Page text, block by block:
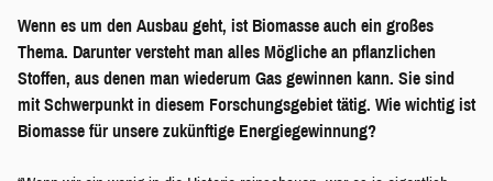
Wenn es um den Ausbau geht, ist Biomasse auch ein großes
Thema. Darunter versteht man alles Mögliche an pflanzlichen
Stoffen, aus denen man wiederum Gas gewinnen kann. Sie sind
mit Schwerpunkt in diesem Forschungsgebiet tätig. Wie wichtig ist
Biomasse für unsere zukünftige Energiegewinnung?